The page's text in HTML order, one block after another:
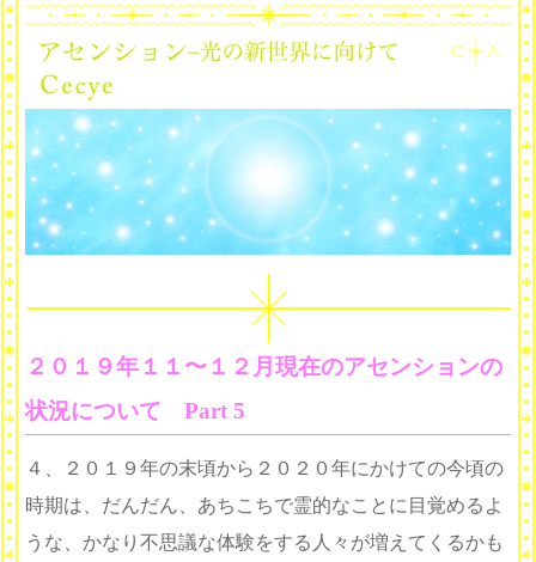
２０１９年１１〜１２月現在のアセンションの
状況について Part 5
４、２０１９年の末頃から２０２０年にかけての今頃の
時期は、だんだん、あちこちで霊的なことに目覚めるよ
うな、かなり不思議な体験をする人々が増えてくるかも